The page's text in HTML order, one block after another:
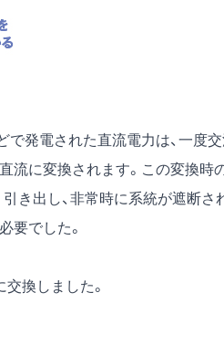
発電された直流電力は、一度
流に変換されます。この変換時
き出し、非常時に系統が遮断さ
要でした。
換しました。